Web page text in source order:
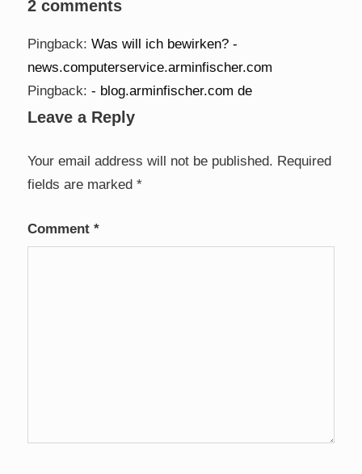
2 comments
Pingback: Was will ich bewirken? -
news.computerservice.arminfischer.com
Pingback: - blog.arminfischer.com de
Leave a Reply
Your email address will not be published. Required
fields are marked *
Comment *